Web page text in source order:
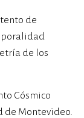
de
de los
Cósmico
de Montevideo.